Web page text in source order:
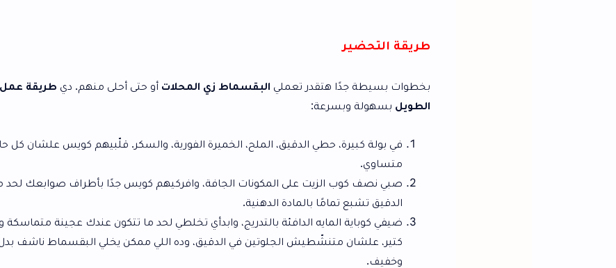
طريقة التحضير
بخطوات بسيطة جدًا هتقدر تعمليالبقسماط زي المحلاتأو حتى أحلى منهم. ديطريقة عمل البقسماط
بسهولة وبسرعة:
في بولة كبيرة، حطي الدقيق، الملح، الخميرة الفورية، والسكر. قلّبيهم كويس علشان كل حاجة تتوزع بشكل
صبي نصف كوب الزيت على المكونات الجافة، وافركيهم كويس جدًا بأطراف صوابعك لحد ما تحسي إن
الدقيق تشبع تمامًا بالمادة الدهنية.
ضيفي كوباية المايه الدافئة بالتدريج، وابدأي تخلطي لحد ما تتكون عندك عجينة متماسكة وناعمة. متعجنيش
كتير، علشان متنشّطيش الجلوتين في الدقيق، وده اللي ممكن يخلي البقسماط ناشف بدل ما يكون مقرمش